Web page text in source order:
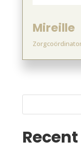
Mireille